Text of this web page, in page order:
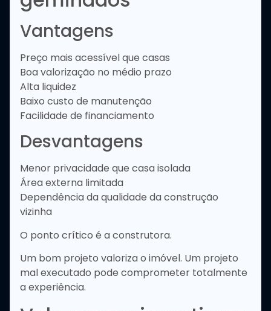
Vantagens
Preço mais acessível que casas
Boa valorização no médio prazo
Alta liquidez
Baixo custo de manutenção
Facilidade de financiamento
Desvantagens
Menor privacidade que casa isolada
Área externa limitada
Dependência da qualidade da construção
vizinha
O ponto crítico é a construtora.
Um bom projeto valoriza o imóvel. Um projeto
mal executado pode comprometer totalmente
a experiência.